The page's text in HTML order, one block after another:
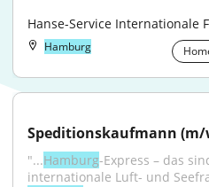
Hanse-Service Internationale
Hamburg
Speditionskaufmann (m/
"...Hamburg-Express – das